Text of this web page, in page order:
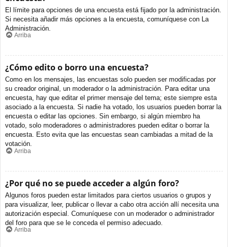
El límite para opciones de una encuesta está fijado por la administración.
Si necesita añadir más opciones a la encuesta, comuníquese con La
Administración.
Arriba
¿Cómo edito o borro una encuesta?
Como en los mensajes, las encuestas solo pueden ser modificadas por
su creador original, un moderador o la administración. Para editar una
encuesta, hay que editar el primer mensaje del tema; este siempre esta
asociado a la encuesta. Si nadie ha votado, los usuarios pueden borrar la
encuesta o editar las opciones. Sin embargo, si algún miembro ha
votado, solo moderadores o administradores pueden editar o borrar la
encuesta. Esto evita que las encuestas sean cambiadas a mitad de la
votación.
Arriba
¿Por qué no se puede acceder a algún foro?
Algunos foros pueden estar limitados para ciertos usuarios o grupos y
para visualizar, leer, publicar o llevar a cabo otra acción allí necesita una
autorización especial. Comuníquese con un moderador o administrador
del foro para que se le conceda el permiso adecuado.
Arriba